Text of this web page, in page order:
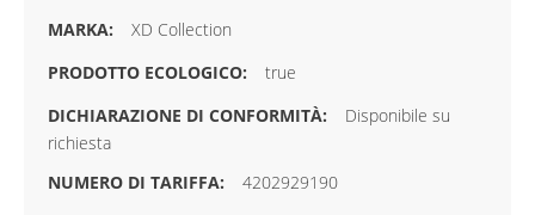
XD Collection
true
Disponibile su
richiesta
4202929190